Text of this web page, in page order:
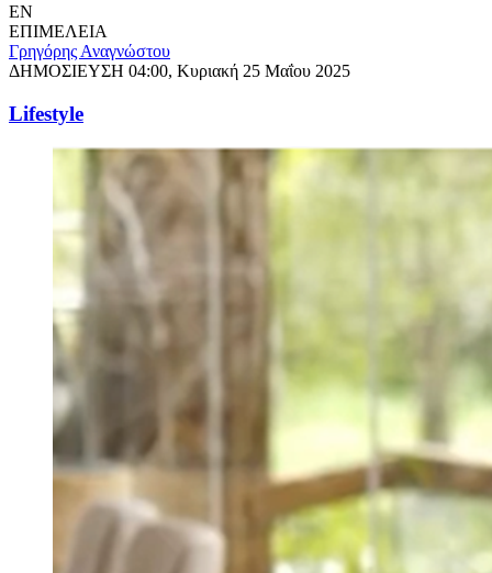
EN
ΕΠΙΜΕΛΕΙΑ
Γρηγόρης Αναγνώστου
ΔΗΜΟΣΙΕΥΣΗ 04:00, Κυριακή 25 Μαΐου 2025
Lifestyle